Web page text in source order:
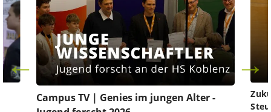
Campus TV | Genies im jungen Alter -